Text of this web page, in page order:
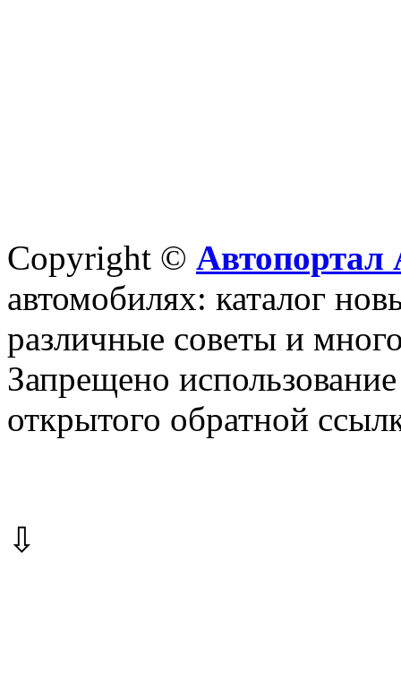
Copyright © Автопортал
автомобилях: каталог
различные советы и
Запрещено
открытого обратной
⇩